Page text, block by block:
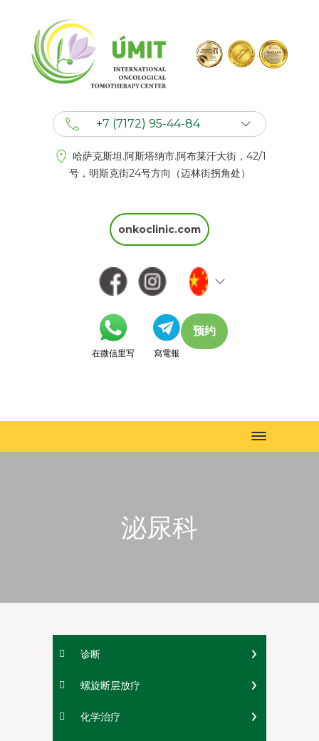
+7 (7172) 95-44-84
+7 (777) 201 44 44
哈萨克斯坦.阿斯塔纳市.阿布莱汗大街，42/1
号，明斯克街24号方向（迈林街拐角处）
onkoclinic.com
在微信里写 寫電報
预约
Toggle
navigation
泌尿科
诊断
螺旋断层放疗
化学治疗